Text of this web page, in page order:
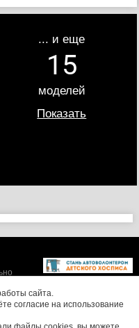
... и еще
15
моделей
Показать
сайта.
согласие на использование